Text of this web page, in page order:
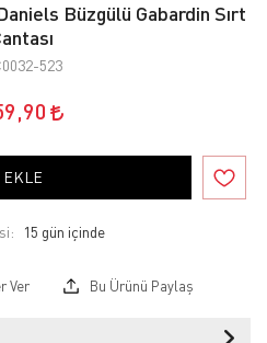
Büzgülü Gabardin Sırt
523
EKLE
Ver Bu Ürünü Paylaş